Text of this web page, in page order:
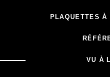
PLAQUETTES À
VU À